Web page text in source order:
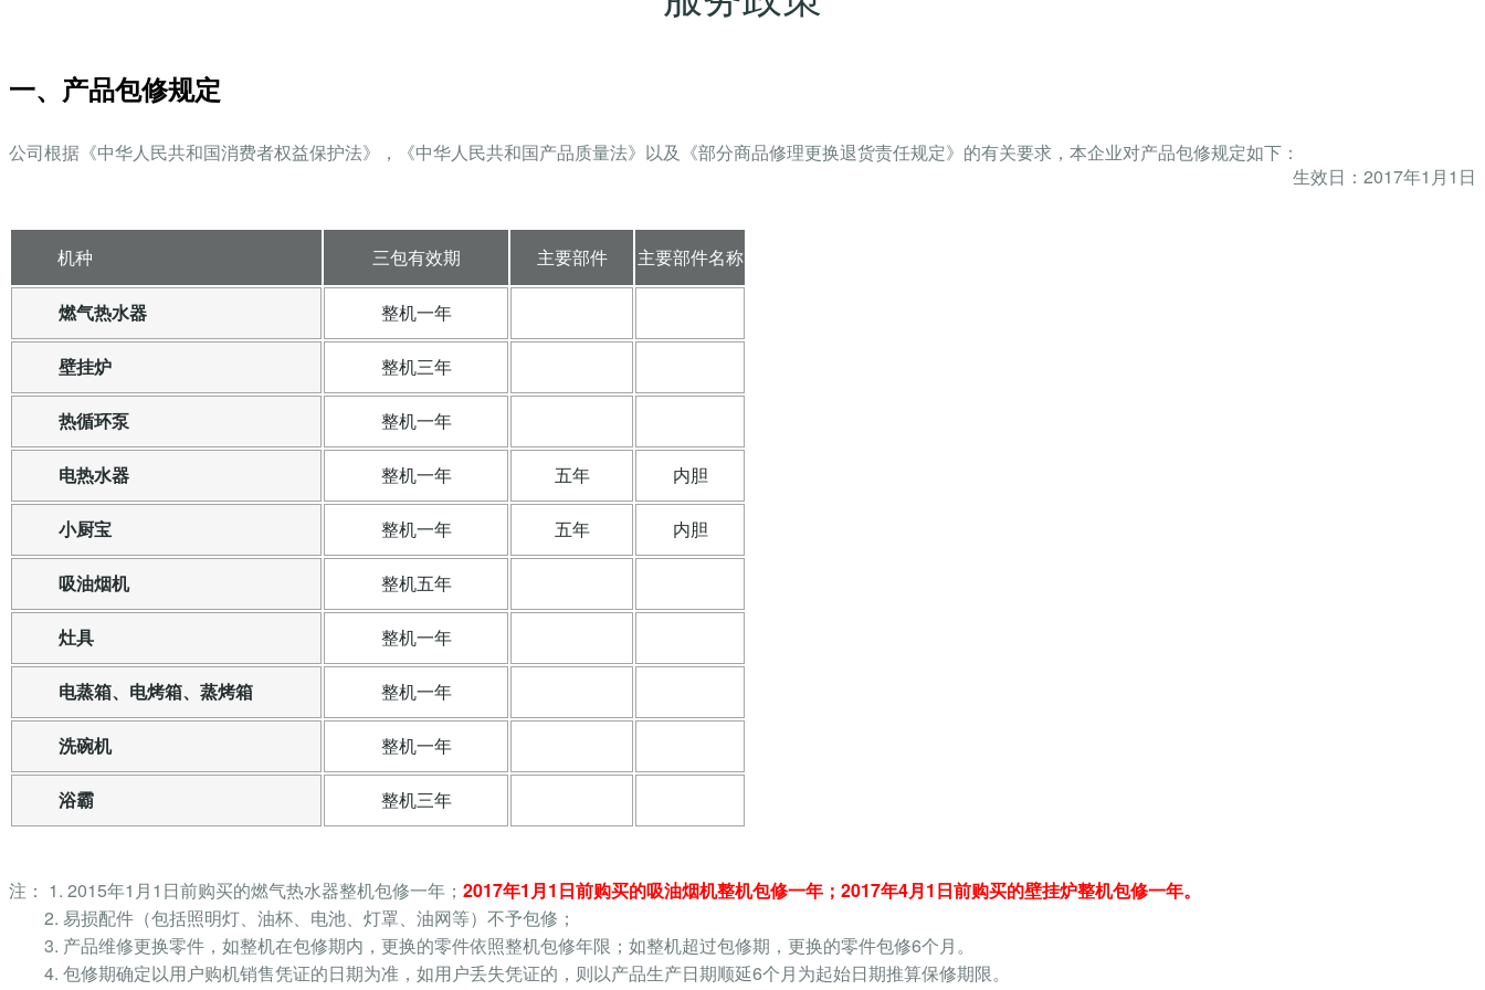
一、产品包修规定
公司根据《中华人民共和国消费者权益保护法》，《中华人民共和国产品质量法》以及《部分商品修理更换退货责任规定》的有关要求，本企业对产品包修规定如下：
生效日：2017年1月1日
机种 三包有效期 主要部件 主要部件名称
燃气热水器 整机一年
壁挂炉 整机三年
热循环泵 整机一年
电热水器 整机一年 五年 内胆
小厨宝 整机一年 五年 内胆
吸油烟机 整机五年
灶具 整机一年
电蒸箱、电烤箱、蒸烤箱 整机一年
洗碗机 整机一年
浴霸 整机三年
注： 1. 2015年1月1日前购买的燃气热水器整机包修一年； 2017年1月1日前购买的吸油烟机整机包修一年；2017年4月1日前购买的壁挂炉整机包修一年。
2. 易损配件（包括照明灯、油杯、电池、灯罩、油网等）不予包修；
3. 产品维修更换零件，如整机在包修期内，更换的零件依照整机包修年限；如整机超过包修期，更换的零件包修6个月。
4. 包修期确定以用户购机销售凭证的日期为准，如用户丢失凭证的，则以产品生产日期顺延6个月为起始日期推算保修期限。